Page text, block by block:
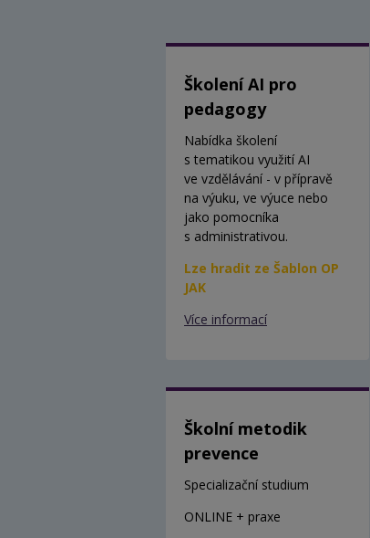
Školení AI pro
pedagogy
Nabídka školení
s tematikou využití AI
ve vzdělávání - v přípravě
na výuku, ve výuce nebo
jako pomocníka
s administrativou.
Lze hradit ze Šablon OP
JAK
Více informací
Školní metodik
prevence
Specializační studium
ONLINE + praxe